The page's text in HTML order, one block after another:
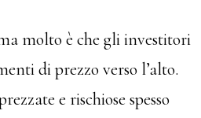
molto è che gli investitori
di prezzo verso l’alto.
e rischiose spesso